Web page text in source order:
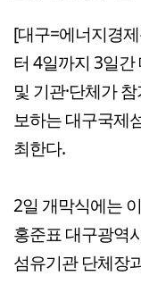
[대구=에너지경
터 4일까지 3일
및 기관·단체가
보하는 대구국제
최한다.
2일 개막식에는
홍준표 대구광역
섬유기관 단체장